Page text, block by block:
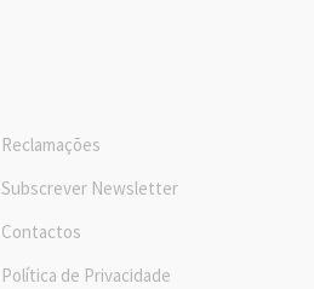
Reclamações
Subscrever Newsletter
Contactos
Política de Privacidade